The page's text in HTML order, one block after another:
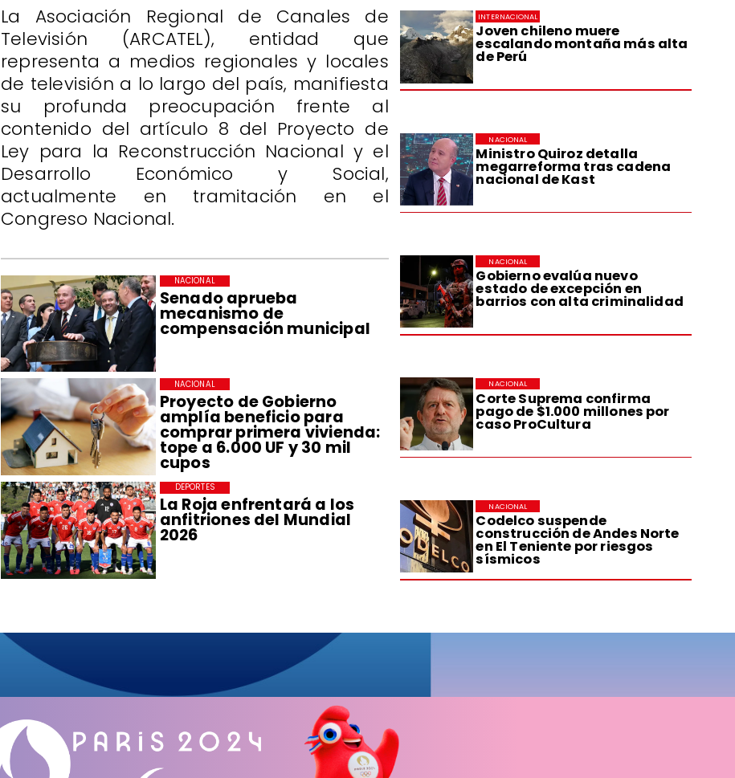
Joven chileno muere
escalando montaña más alta
de Perú
INTERNACIONAL
Ministro Quiroz detalla
megarreforma tras cadena
nacional de Kast
NACIONAL
Gobierno evalúa nuevo
estado de excepción en
barrios con alta criminalidad
NACIONAL
Corte Suprema confirma
pago de $1.000 millones por
caso ProCultura
NACIONAL
Codelco suspende
construcción de Andes Norte
en El Teniente por riesgos
sísmicos
NACIONAL
Senado aprueba
mecanismo de
compensación municipal
NACIONAL
Proyecto de Gobierno
amplía beneficio para
comprar primera vivienda:
tope a 6.000 UF y 30 mil
cupos
NACIONAL
La Roja enfrentará a los
anfitriones del Mundial
2026
DEPORTES
La Asociación Regional de Canales de
Televisión (ARCATEL), entidad que
representa a medios regionales y locales
de televisión a lo largo del país, manifiesta
su profunda preocupación frente al
contenido del artículo 8 del Proyecto de
Ley para la Reconstrucción Nacional y el
Desarrollo Económico y Social,
actualmente en tramitación en el
Congreso Nacional.